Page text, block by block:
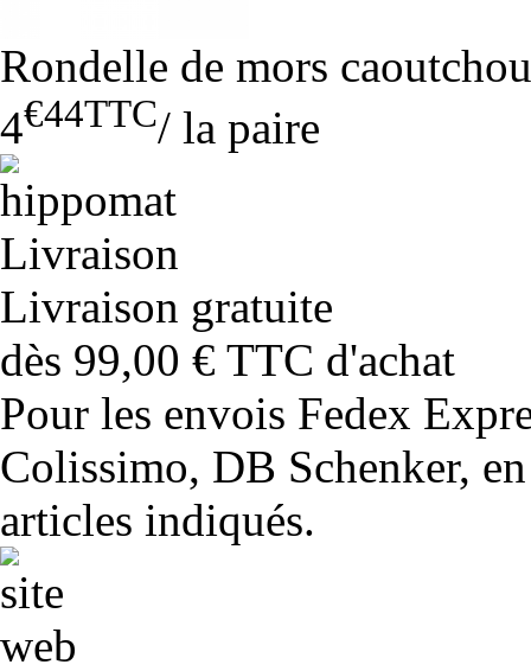
Rondelle de mors
4€44TTC/ la paire
Livraison gratuite
dès 99,00 € TTC d'achat
Pour les envois Fedex
Colissimo, DB Schenker,
articles indiqués.